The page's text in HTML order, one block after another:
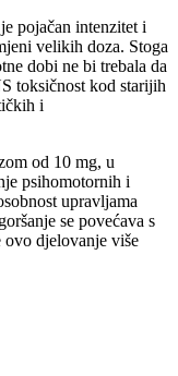
pojačan intenzitet i
velikih doza. Stoga
dobi ne bi trebala da
toksičnost kod starijih
i
od 10 mg, u
psihomotornih i
upravljama
se povećava s
ovo djelovanje više